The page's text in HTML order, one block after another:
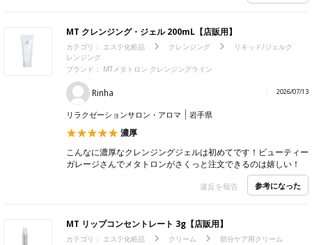
MT クレンジング・ジェル 200mL【店販用】
カテゴリ： エステ化粧品 クレンジング
リキッド/ジェルク
レンジング
ブランド： MTメタトロン クレンジングライン
Rinha 2026/07/13
リラクゼーションサロン・アロマ 岩手県
濃厚
こんなに濃厚なクレンジングジェルは初めてです！ビューティー
ガレージさんでメタトロンがさくっと注文できるのは嬉しい！
違反を報告 参考になった
MT リップコンセントレート 3g【店販用】
カテゴリ： エステ化粧品 クリーム
部分ケア用クリーム